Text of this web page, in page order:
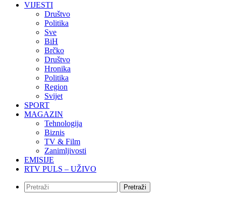
VIJESTI
Društvo
Politika
Sve
BiH
Brčko
Društvo
Hronika
Politika
Region
Svijet
SPORT
MAGAZIN
Tehnologija
Biznis
TV & Film
Zanimljivosti
EMISIJE
RTV PULS – UŽIVO
Pretraži